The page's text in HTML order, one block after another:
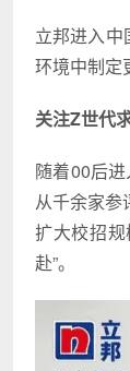
立邦进入
环境中制定
关注Z世代
随着00后
从千余家参
扩大校招
赴”。